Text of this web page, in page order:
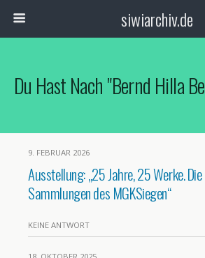
siwiarchiv.de
Du Hast Nach "Bernd Hilla
9. FEBRUAR 2026
Ausstellung: „25 Jahre, 25 Werke. Die
Sammlungen des MGKSiegen“
KEINE ANTWORT